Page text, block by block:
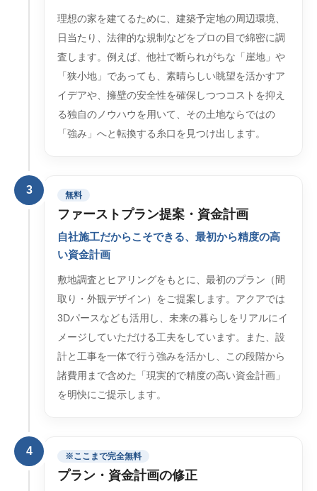
理想の家を建てるために、建築予定地の周辺環境、
日当たり、法律的な規制などをプロの目で綿密に調
査します。例えば、他社で断られがちな「崖地」や
「狭小地」であっても、素晴らしい眺望を活かすア
イデアや、擁壁の安全性を確保しつつコストを抑え
る独自のノウハウを用いて、その土地ならではの
「強み」へと転換する糸口を見つけ出します。
3 無料
ファーストプラン提案・資金計画
自社施工だからこそできる、最初から精度の高
い資金計画
敷地調査とヒアリングをもとに、最初のプラン（間
取り・外観デザイン）をご提案します。アクアでは
3Dパースなども活用し、未来の暮らしをリアルにイ
メージしていただける工夫をしています。また、設
計と工事を一体で行う強みを活かし、この段階から
諸費用まで含めた「現実的で精度の高い資金計画」
を明快にご提示します。
4 ※ここまで完全無料
プラン・資金計画の修正